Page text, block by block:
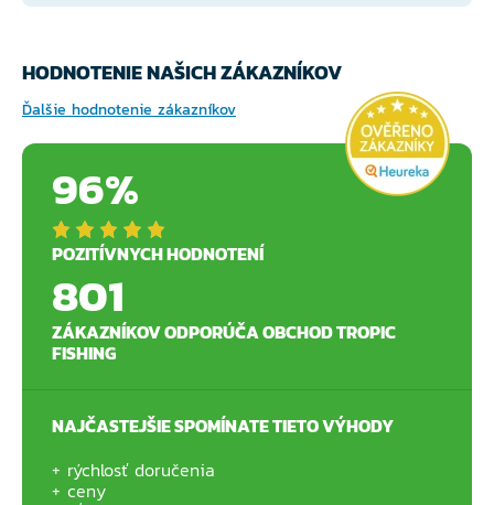
HODNOTENIE NAŠICH ZÁKAZNÍKOV
Ďalšie hodnotenie zákazníkov
96%
POZITÍVNYCH HODNOTENÍ
801
ZÁKAZNÍKOV ODPORÚČA OBCHOD TROPIC
FISHING
NAJČASTEJŠIE SPOMÍNATE TIETO VÝHODY
rýchlosť doručenia
ceny